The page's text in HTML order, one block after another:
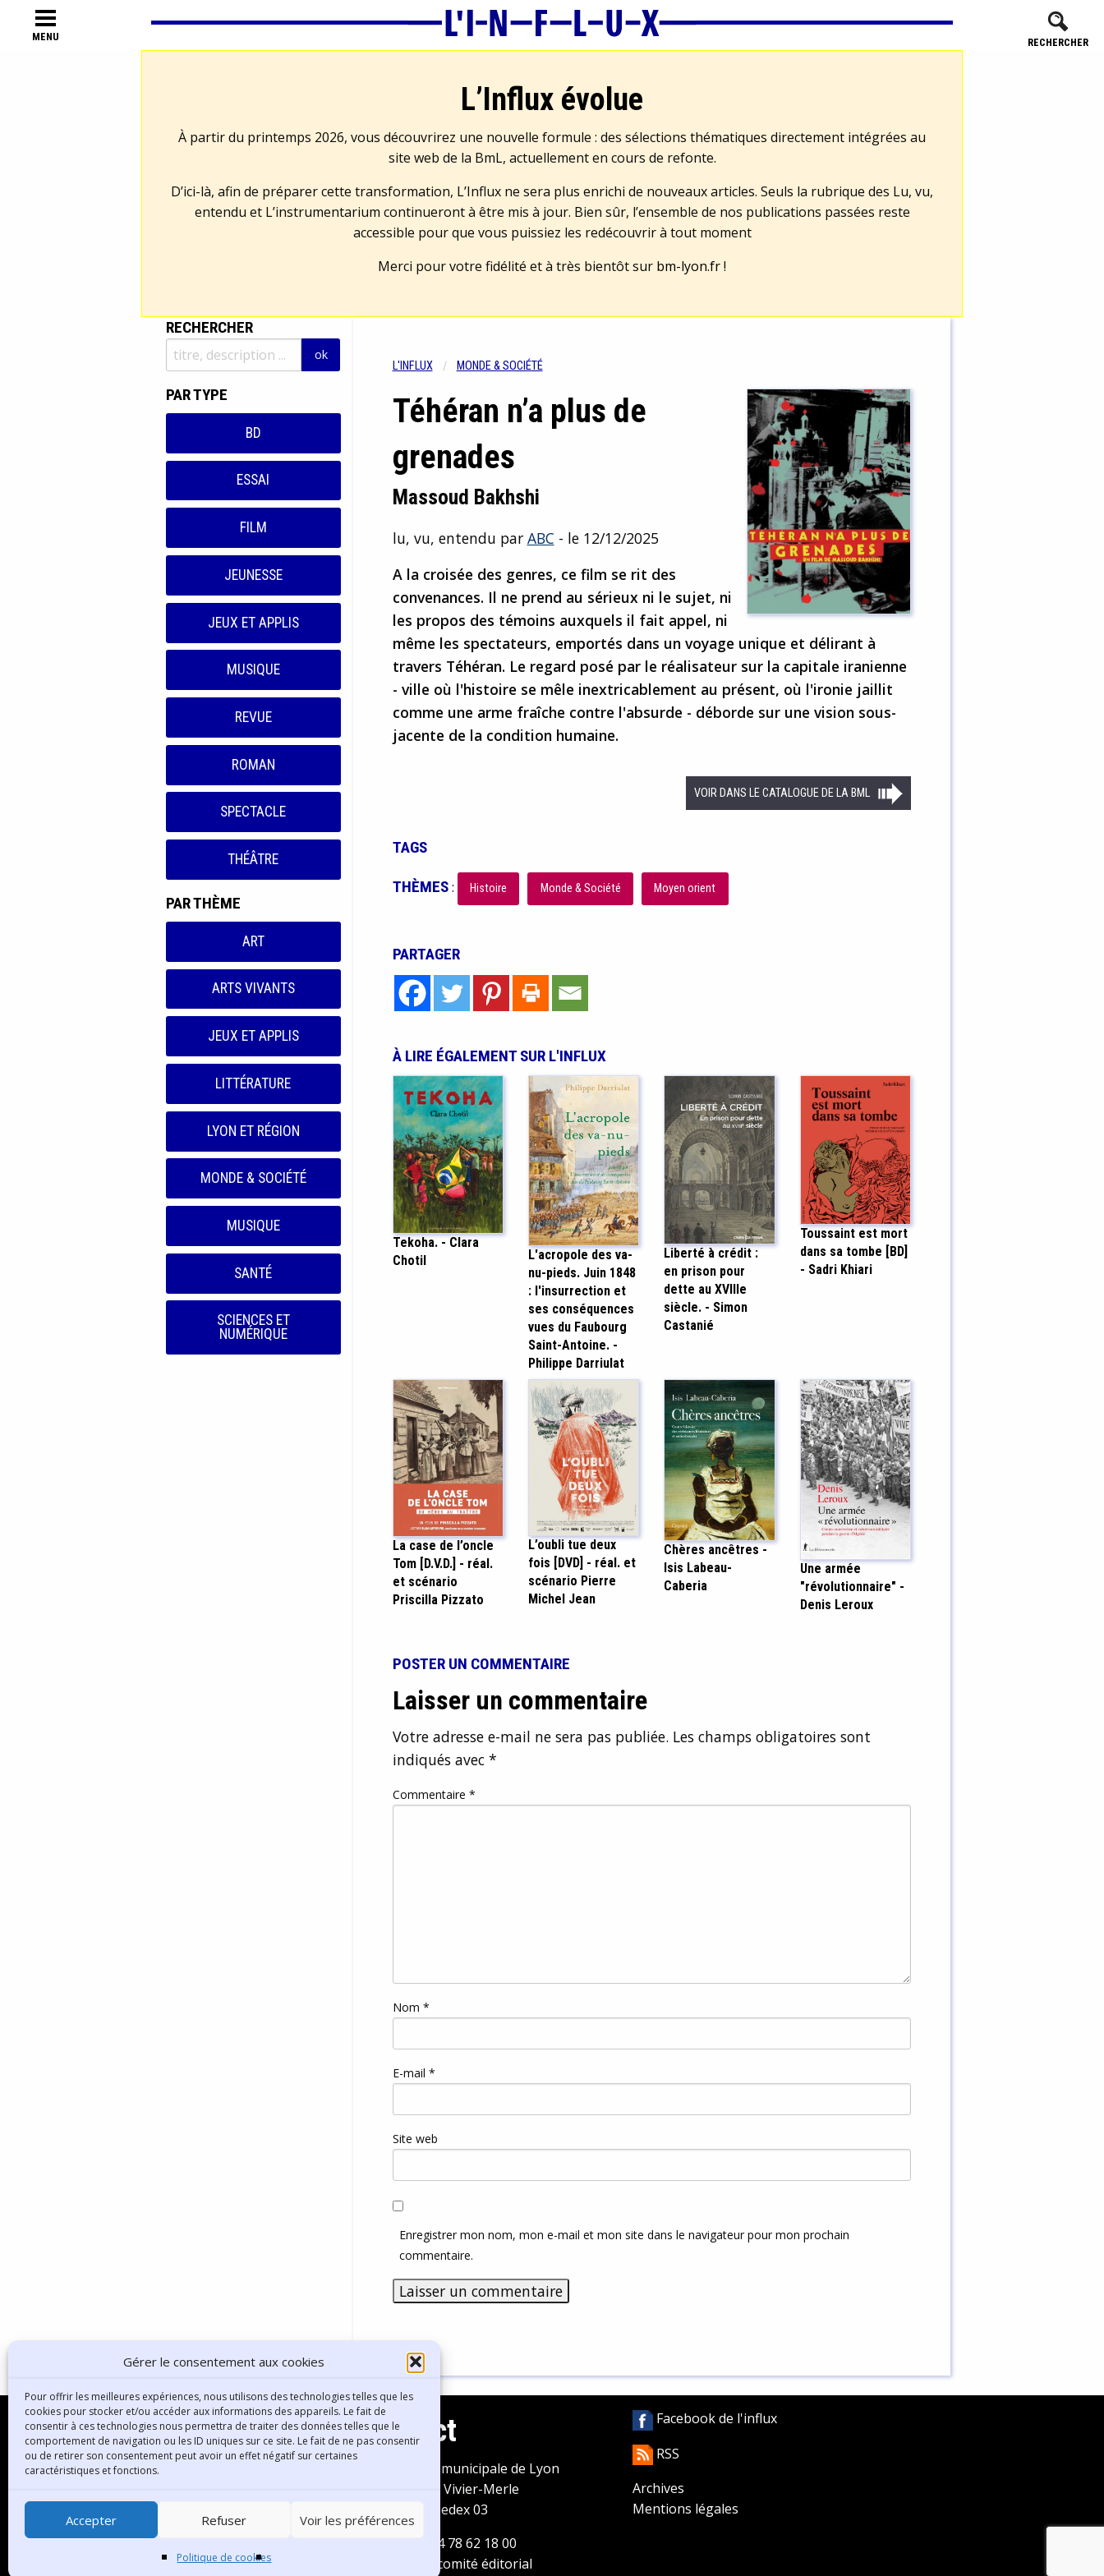
Gérer le consentement aux cookies
Pour offrir les meilleures expériences, nous utilisons des technologies telles que les
cookies pour stocker et/ou accéder aux informations des appareils. Le fait de
consentir à ces technologies nous permettra de traiter des données telles que le
comportement de navigation ou les ID uniques sur ce site. Le fait de ne pas consentir
ou de retirer son consentement peut avoir un effet négatif sur certaines
caractéristiques et fonctions.
Accepter Refuser Voir les préférences
Politique de cookies
MENU RECHERCHER
L’Influx évolue
À partir du printemps 2026, vous découvrirez une nouvelle formule : des sélections thématiques directement intégrées au
site web de la BmL, actuellement en cours de refonte.
D’ici-là, afin de préparer cette transformation, L’Influx ne sera plus enrichi de nouveaux articles. Seuls la rubrique des Lu, vu,
entendu et L’instrumentarium continueront à être mis à jour. Bien sûr, l’ensemble de nos publications passées reste
accessible pour que vous puissiez les redécouvrir à tout moment
Merci pour votre fidélité et à très bientôt sur bm-lyon.fr!
RECHERCHER
PAR TYPE
BD
ESSAI
FILM
JEUNESSE
JEUX ET APPLIS
MUSIQUE
REVUE
ROMAN
SPECTACLE
THÉÂTRE
PAR THÈME
ART
ARTS VIVANTS
JEUX ET APPLIS
LITTÉRATURE
LYON ET RÉGION
MONDE & SOCIÉTÉ
MUSIQUE
SANTÉ
SCIENCES ET
NUMÉRIQUE
L'INFLUX MONDE & SOCIÉTÉ
Téhéran n’a plus de
grenades
Massoud Bakhshi
lu, vu, entendu par ABC - le 12/12/2025
A la croisée des genres, ce film se rit des
convenances. Il ne prend au sérieux ni le sujet, ni
les propos des témoins auxquels il fait appel, ni
même les spectateurs, emportés dans un voyage unique et délirant à
travers Téhéran. Le regard posé par le réalisateur sur la capitale iranienne
- ville où l'histoire se mêle inextricablement au présent, où l'ironie jaillit
comme une arme fraîche contre l'absurde - déborde sur une vision sous-
jacente de la condition humaine.
VOIR DANS LE CATALOGUE DE LA BML
TAGS
THÈMES: Histoire Monde & Société Moyen orient
PARTAGER
À LIRE ÉGALEMENT SUR L'INFLUX
Tekoha. - Clara
Chotil
L'acropole des va-
nu-pieds. Juin 1848
: l'insurrection et
ses conséquences
vues du Faubourg
Saint-Antoine. -
Philippe Darriulat
Liberté à crédit :
en prison pour
dette au XVIIIe
siècle. - Simon
Castanié
Toussaint est mort
dans sa tombe [BD]
- Sadri Khiari
La case de l’oncle
Tom [D.V.D.] - réal.
et scénario
Priscilla Pizzato
L’oubli tue deux
fois [DVD] - réal. et
scénario Pierre
Michel Jean
Chères ancêtres -
Isis Labeau-
Caberia
Une armée
"révolutionnaire" -
Denis Leroux
POSTER UN COMMENTAIRE
Laisser un commentaire
Votre adresse e-mail ne sera pas publiée. Les champs obligatoires sont
indiqués avec *
Commentaire *
Nom *
E-mail *
Site web
Enregistrer mon nom, mon e-mail et mon site dans le navigateur pour mon prochain
commentaire.
Contact
Bibliothèque municipale de Lyon
30 Boulevard Vivier-Merle
69431 Lyon Cedex 03
04 78 62 18 00
Contacter le comité éditorial
Facebook de l'influx
RSS
Archives
Mentions légales